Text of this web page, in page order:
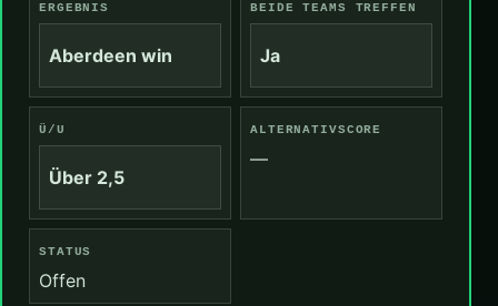
ERGEBNIS
Aberdeen win
BEIDE TEAMS TREFFEN
Ja
Ü/U
Über 2,5
ALTERNATIVSCORE
—
STATUS
Offen